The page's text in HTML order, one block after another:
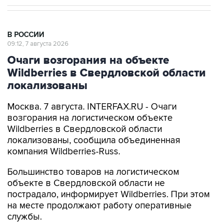
В РОССИИ
09:12, 7 августа 2026
Очаги возгорания на объекте
Wildberries в Свердловской области
локализованы
Москва. 7 августа. INTERFAX.RU - Очаги
возгорания на логистическом объекте
Wildberries в Свердловской области
локализованы, сообщила объединенная
компания Wildberries-Russ.
Большинство товаров на логистическом
объекте в Свердловской области не
пострадало, информирует Wildberries. При этом
на месте продолжают работу оперативные
службы.